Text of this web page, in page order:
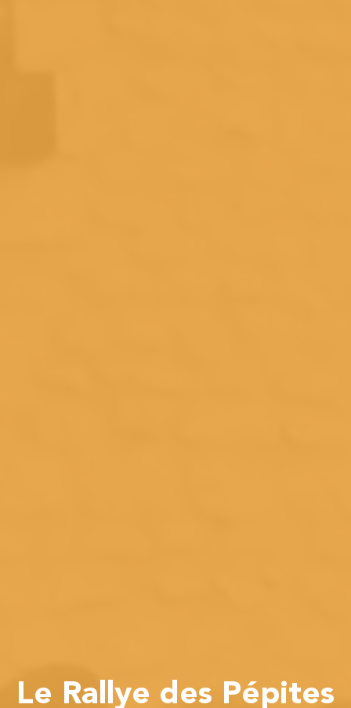
Le Rallye des Pépites